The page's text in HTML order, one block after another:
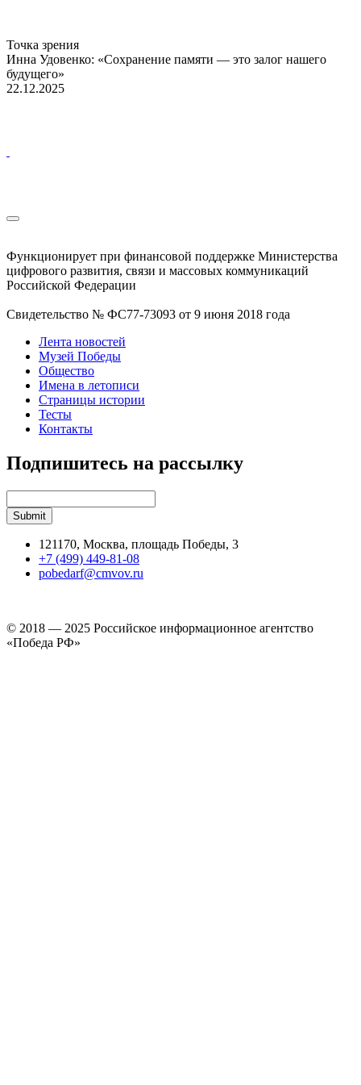
Точка зрения
Инна Удовенко: «Сохранение памяти — это залог нашего
будущего»
22.12.2025
Функционирует при финансовой поддержке Министерства
цифрового развития, связи и массовых коммуникаций
Российской Федерации
Свидетельство № ФС77-73093 от 9 июня 2018 года
Лента новостей
Музей Победы
Общество
Имена в летописи
Страницы истории
Тесты
Контакты
Подпишитесь на рассылку
121170, Москва, площадь Победы, 3
+7 (499) 449-81-08
pobedarf@cmvov.ru
© 2018 — 2025 Российское информационное агентство
«Победа РФ»